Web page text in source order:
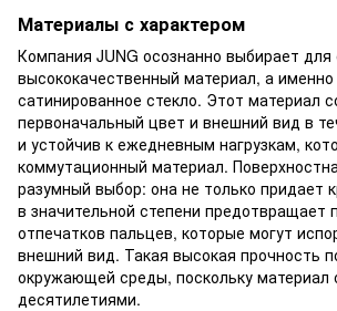
Материалы с характером
Компания JUNG осознанно выбирает для
высококачественный материал, а именно
сатинированное стекло. Этот материал
первоначальный цвет и внешний вид в
и устойчив к ежедневным нагрузкам,
коммутационный материал.
разумный выбор: она не только придает
в значительной степени предотвращает
отпечатков пальцев, которые могут
внешний вид. Такая высокая прочность
окружающей среды, поскольку материал
десятилетиями.